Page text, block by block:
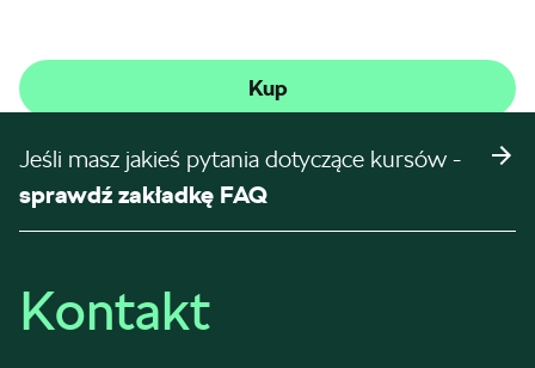
Kup
Jeśli masz jakieś pytania dotyczące kursów -
sprawdź zakładkę FAQ
Kontakt